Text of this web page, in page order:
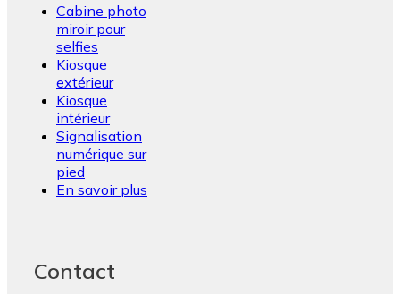
Cabine photo
miroir pour
selfies
Kiosque
extérieur
Kiosque
intérieur
Signalisation
numérique sur
pied
En savoir plus
Contact